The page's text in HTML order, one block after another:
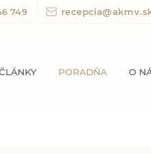
749
PORADŇA O